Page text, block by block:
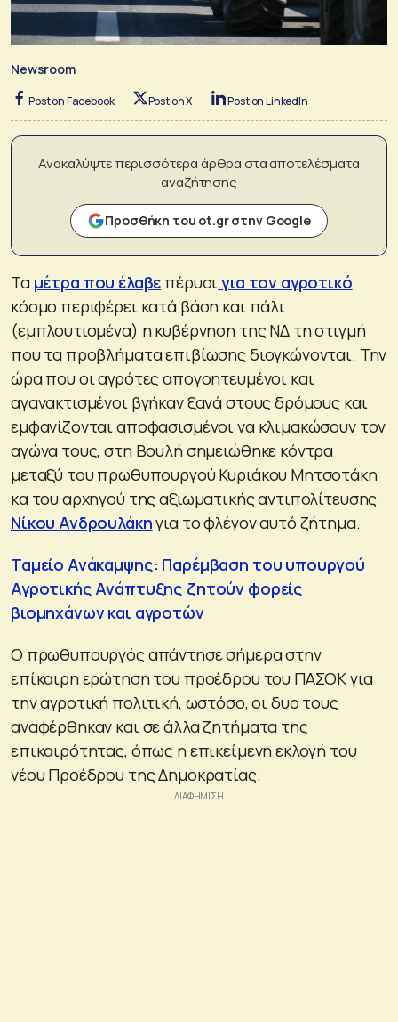
Newsroom
Post on Facebook Post on X Post on LinkedIn
Ανακαλύψτε περισσότερα άρθρα στα αποτελέσματα
αναζήτησης
Προσθήκη του ot.gr στην Google
Τα μέτρα που έλαβε πέρυσι για τον αγροτικό
κόσμο περιφέρει κατά βάση και πάλι
(εμπλουτισμένα) η κυβέρνηση της ΝΔ τη στιγμή
που τα προβλήματα επιβίωσης διογκώνονται. Την
ώρα που οι αγρότες απογοητευμένοι και
αγανακτισμένοι βγήκαν ξανά στους δρόμους και
εμφανίζονται αποφασισμένοι να κλιμακώσουν τον
αγώνα τους, στη Βουλή σημειώθηκε κόντρα
μεταξύ του πρωθυπουργού Κυριάκου Μητσοτάκη
κα του αρχηγού της αξιωματικής αντιπολίτευσης
Νίκου Ανδρουλάκηγια το φλέγον αυτό ζήτημα.
Ταμείο Ανάκαμψης: Παρέμβαση του υπουργού
Αγροτικής Ανάπτυξης ζητούν φορείς
βιομηχάνων και αγροτών
Ο πρωθυπουργός απάντησε σήμερα στην
επίκαιρη ερώτηση του προέδρου του ΠΑΣΟΚ για
την αγροτική πολιτική, ωστόσο, οι δυο τους
αναφέρθηκαν και σε άλλα ζητήματα της
επικαιρότητας, όπως η επικείμενη εκλογή του
νέου Προέδρου της Δημοκρατίας.